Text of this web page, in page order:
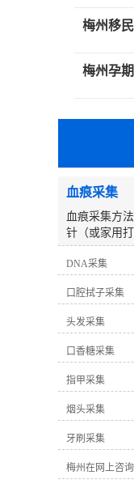
梅州移
梅州孕
血痕采集
血痕采集方
针（或家用
用采血针刺
足跟部的血
下，取2－3
棉签上，让
巾包起来，
（切记不能
记后尽快送
可。注意将
的纸制信封
期、样本身
DNA采集
口腔拭子采集
头发采集
口香糖采集
指甲采集
烟头采集
牙刷采集
梅州在网上咨